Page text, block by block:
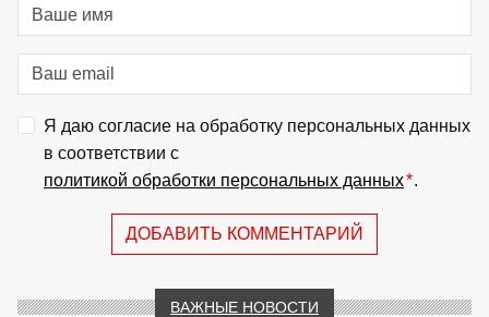
Я даю согласие на обработку персональных данных
в соответствии с
политикой обработки персональных данных*.
ДОБАВИТЬ КОММЕНТАРИЙ
ВАЖНЫЕ НОВОСТИ